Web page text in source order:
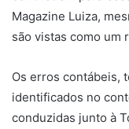
Magazine Luiza,
são vistas como um
Os erros contábeis,
identificados no
conduzidas junto à